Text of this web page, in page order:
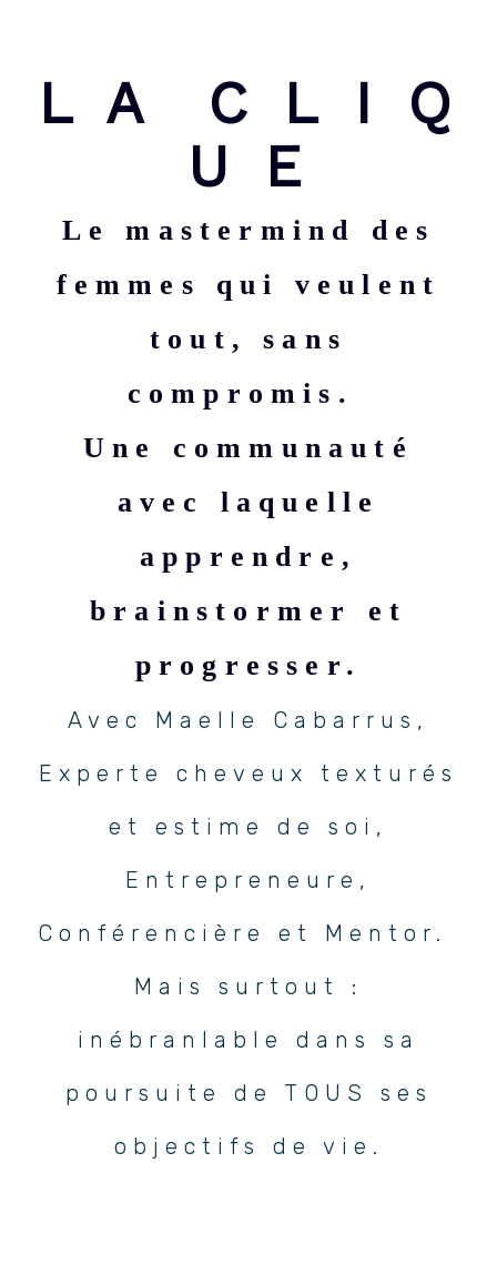
L A C L I Q
U E
Le mastermind des
femmes qui veulent
tout, sans
compromis.
Une communauté
avec laquelle
apprendre,
brainstormer et
progresser.
Avec Maelle Cabarrus,
Experte cheveux texturés
et estime de soi,
Entrepreneure,
Conférencière et Mentor.
Mais surtout :
inébranlable dans sa
poursuite de TOUS ses
objectifs de vie.